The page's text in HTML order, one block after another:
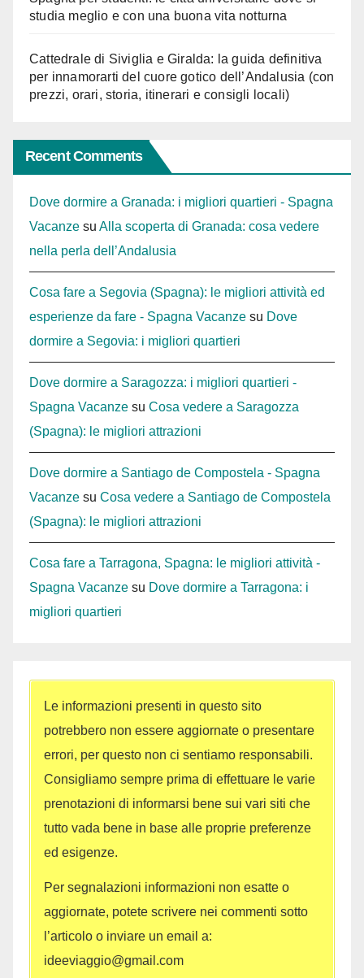
studia meglio e con una buona vita notturna
Cattedrale di Siviglia e Giralda: la guida definitiva
per innamorarti del cuore gotico dell’Andalusia (con
prezzi, orari, storia, itinerari e consigli locali)
Recent Comments
Dove dormire a Granada: i migliori quartieri - Spagna
Vacanze su Alla scoperta di Granada: cosa vedere
nella perla dell’Andalusia
Cosa fare a Segovia (Spagna): le migliori attività ed
esperienze da fare - Spagna Vacanze su Dove
dormire a Segovia: i migliori quartieri
Dove dormire a Saragozza: i migliori quartieri -
Spagna Vacanze su Cosa vedere a Saragozza
(Spagna): le migliori attrazioni
Dove dormire a Santiago de Compostela - Spagna
Vacanze su Cosa vedere a Santiago de Compostela
(Spagna): le migliori attrazioni
Cosa fare a Tarragona, Spagna: le migliori attività -
Spagna Vacanze su Dove dormire a Tarragona: i
migliori quartieri
Le informazioni presenti in questo sito
potrebbero non essere aggiornate o presentare
errori, per questo non ci sentiamo responsabili.
Consigliamo sempre prima di effettuare le varie
prenotazioni di informarsi bene sui vari siti che
tutto vada bene in base alle proprie preferenze
ed esigenze.
Per segnalazioni informazioni non esatte o
aggiornate, potete scrivere nei commenti sotto
l’articolo o inviare un email a:
ideeviaggio@gmail.com